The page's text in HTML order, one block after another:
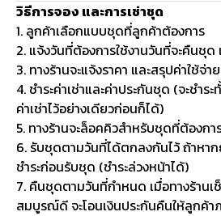
วิธีการจอง และการเช่าชุด
1. ลูกค้าเลือกแบบชุดที่ลูกค้าต้องการ
2. แจ้งวันที่ต้องการใช้งานวันที่จะคืนชุ
3. ทางร้านจะแจ้งราคา และสรุปค่าใช้จ่
4. ชำระค่าเช่าและค่าประกันชุด (จะชำร
ค่าเช่าไว้อย่างเดียวก่อนก็ได้)
5. ทางร้านจะล็อคคิวสำหรับชุดที่ต้องการ
6. รับชุดตามวันที่ได้ตกลงกันไว้ ถ้าหาก
ชำระก่อนรับชุด (ชำระล่วงหน้าได้)
7. คืนชุดตามวันที่กำหนด เมื่อทางร้าน
สมบูรณ์ดี จะโอนเงินประกันคืนให้ลูกค้า